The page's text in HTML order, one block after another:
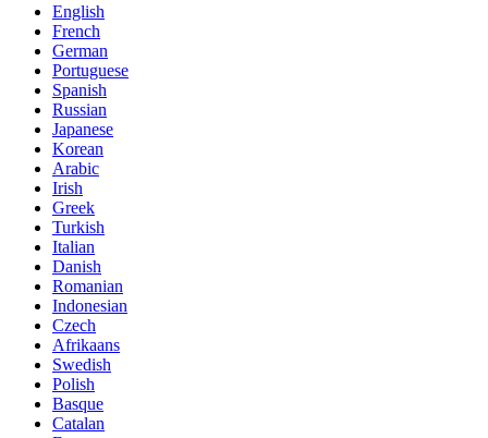
English
French
German
Portuguese
Spanish
Russian
Japanese
Korean
Arabic
Irish
Greek
Turkish
Italian
Danish
Romanian
Indonesian
Czech
Afrikaans
Swedish
Polish
Basque
Catalan